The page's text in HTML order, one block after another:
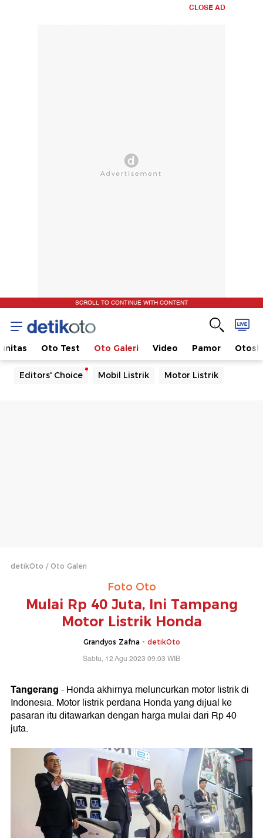
CLOSE AD
SCROLL TO CONTINUE WITH CONTENT
Oto Test Oto Galeri Video Pamor
Editors' Choice Mobil Listrik Motor Listrik
detikOto Oto Galeri
Foto Oto
Mulai Rp 40 Juta, Ini Tampang
Motor Listrik Honda
Grandyos Zafna - detikOto
Sabtu, 12 Agu 2023 09:03 WIB
Tangerang- Honda akhirnya meluncurkan motor listrik di
Indonesia. Motor listrik perdana Honda yang dijual ke
pasaran itu ditawarkan dengan harga mulai dari Rp 40
juta.